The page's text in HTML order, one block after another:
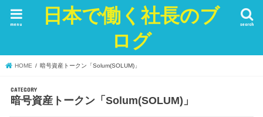
日本で働く社長のブ
ログ
search
menu
HOME 暗号資産トークン「Solum(SOLUM)」
暗号資産トークン「Solum(SOLUM)」